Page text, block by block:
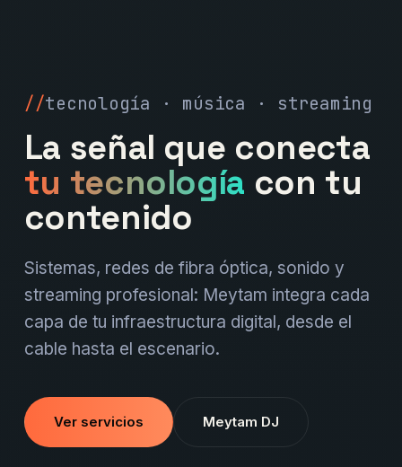
tecnología · música · streaming
La señal que conecta
tu tecnología con tu
contenido
Sistemas, redes de fibra óptica, sonido y
streaming profesional: Meytam integra cada
capa de tu infraestructura digital, desde el
cable hasta el escenario.
Ver servicios Meytam DJ